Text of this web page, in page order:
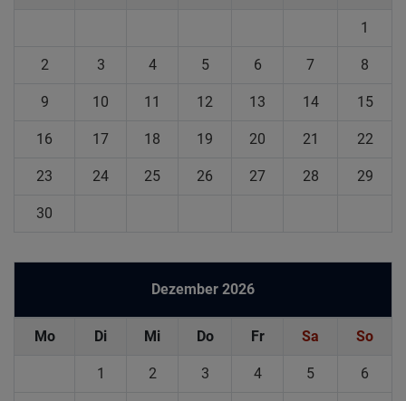
1
2 3 4 5 6 7 8
9 10 11 12 13 14 15
16 17 18 19 20 21 22
23 24 25 26 27 28 29
30
Dezember 2026
Mo Di Mi Do Fr Sa So
1 2 3 4 5 6